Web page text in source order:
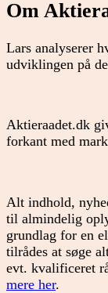
Om
Lars analyserer
udviklingen på
Aktieraadet.dk
forkant med
Alt indhold,
til almindelig
grundlag for en
tilrådes at søge
evt. kvalificeret
mere her.